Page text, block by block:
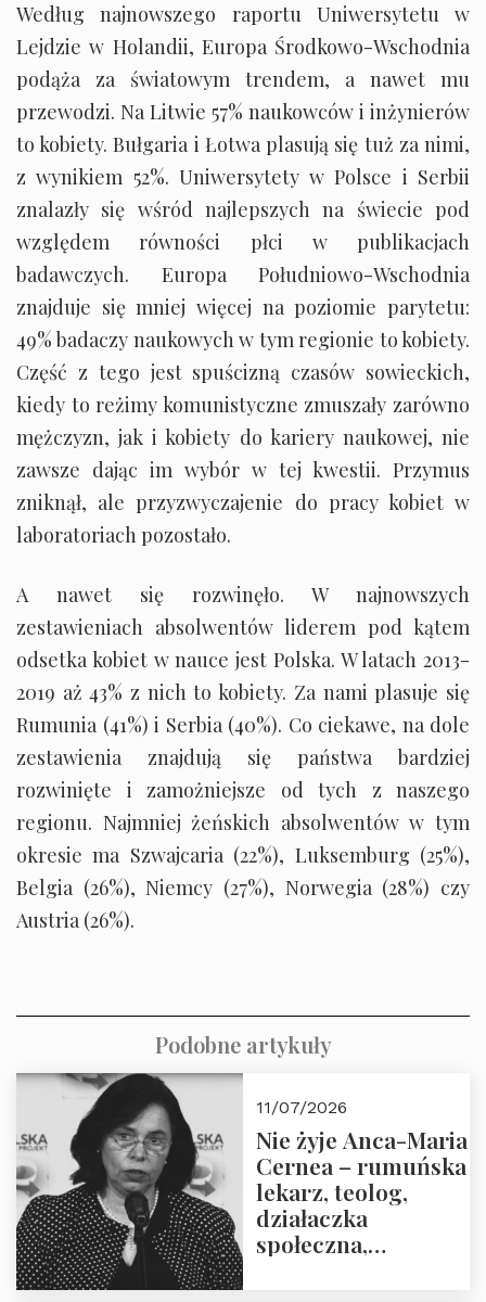
Według najnowszego raportu Uniwersytetu w
Lejdzie w Holandii, Europa Środkowo-Wschodnia
podąża za światowym trendem, a nawet mu
przewodzi. Na Litwie 57% naukowców i inżynierów
to kobiety. Bułgaria i Łotwa plasują się tuż za nimi,
z wynikiem 52%. Uniwersytety w Polsce i Serbii
znalazły się wśród najlepszych na świecie pod
względem równości płci w publikacjach
badawczych. Europa Południowo-Wschodnia
znajduje się mniej więcej na poziomie parytetu:
49% badaczy naukowych w tym regionie to kobiety.
Część z tego jest spuścizną czasów sowieckich,
kiedy to reżimy komunistyczne zmuszały zarówno
mężczyzn, jak i kobiety do kariery naukowej, nie
zawsze dając im wybór w tej kwestii. Przymus
zniknął, ale przyzwyczajenie do pracy kobiet w
laboratoriach pozostało.
A nawet się rozwinęło. W najnowszych
zestawieniach absolwentów liderem pod kątem
odsetka kobiet w nauce jest Polska. W latach 2013-
2019 aż 43% z nich to kobiety. Za nami plasuje się
Rumunia (41%) i Serbia (40%). Co ciekawe, na dole
zestawienia znajdują się państwa bardziej
rozwinięte i zamożniejsze od tych z naszego
regionu. Najmniej żeńskich absolwentów w tym
okresie ma Szwajcaria (22%), Luksemburg (25%),
Belgia (26%), Niemcy (27%), Norwegia (28%) czy
Austria (26%).
Podobne artykuły
11/07/2026
Nie żyje Anca-Maria
Cernea – rumuńska
lekarz, teolog,
działaczka
społeczna,